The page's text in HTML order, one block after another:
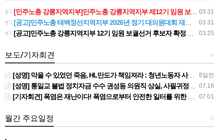
03.31
[민주노총 강릉지역지부]민주노총 강릉지역지부 제12기 임원 보궐선거결과 공고
03.31
[공고]민주노총 태백정선지역지부 2026년 정기 대의원대회 재소집 건
03.25
[공고]민주노총 강릉지역지부 12기 임원 보궐선거 후보자 확정 공고
+
보도/기자회견
8일전
[성명] 막을 수 있었던 죽음, HL만도가 책임져라 : 청년노동자 사망사고의 철저한 진상규명과 재발방지 대책 마련하라
07.16
[성명] 통일교 불법 정치자금 수수 권성동 의원직 상실, 사필귀정이다
07.01
[기자회견] 폭염은 재난이다! 폭염으로부터 안전한 일터를 위한 민주노총 강원지역본부 폭염감시단 선포 기자회견
+
월간 주요일정